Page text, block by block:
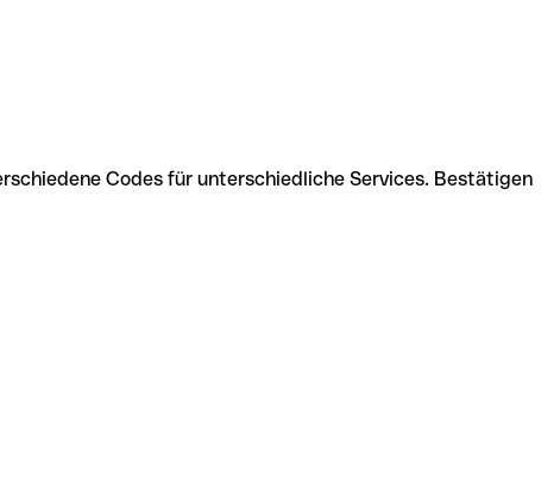
Codes für unterschiedliche Services. Bestätigen